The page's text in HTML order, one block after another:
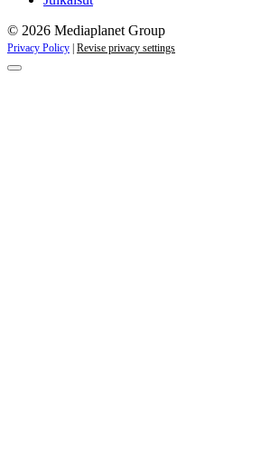
© 2026 Mediaplanet Group
Privacy Policy Revise privacy settings